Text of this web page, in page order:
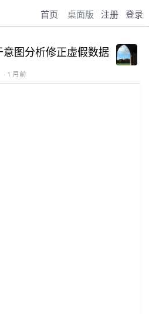
首页 桌面版 注册 登录
图分析修正虚假数据
· 1 月前